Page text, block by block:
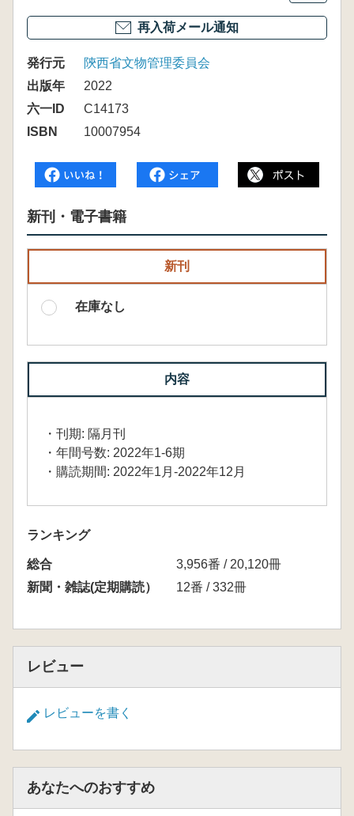
再入荷メール通知
発行元
陝西省文物管理委員会
出版年
2022
六一ID
C14173
ISBN
10007954
新刊・電子書籍
新刊
在庫なし
内容
・刊期: 隔月刊
・年間号数: 2022年1-6期
・購読期間: 2022年1月-2022年12月
ランキング
総合
3,956番 / 20,120冊
新聞・雑誌(定期購読）
12番 / 332冊
レビュー
レビューを書く
あなたへのおすすめ